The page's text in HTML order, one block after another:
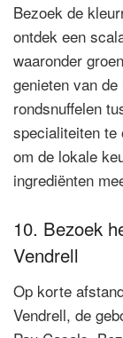
Bezoek de
ontdek een
waaronder
genieten van
rondsnuffelen
specialiteiten te
om de lokale
ingrediënten
10. Bezoek
Vendrell
Op korte
Vendrell, de